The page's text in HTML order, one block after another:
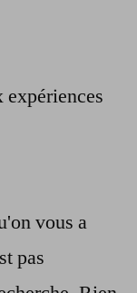
expériences
vous a
pas